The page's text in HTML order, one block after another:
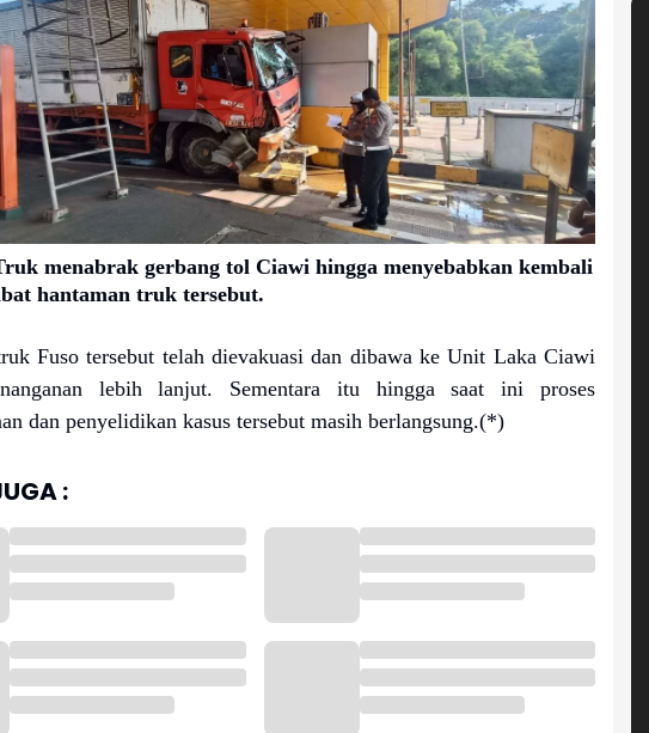
menabrak gerbang tol Ciawi hingga menyebabkan kembali
hantaman truk tersebut.
Fuso tersebut telah dievakuasi dan dibawa ke Unit Laka Ciawi
lebih lanjut. Sementara itu hingga saat ini proses
dan penyelidikan kasus tersebut masih berlangsung.(*)
: